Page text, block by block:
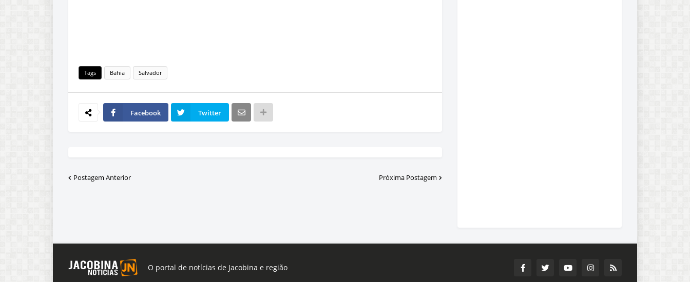
Tags Bahia Salvador
Facebook Twitter
Postagem Anterior Próxima Postagem
O portal de notícias de Jacobina e região